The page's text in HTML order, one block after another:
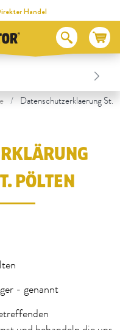
Handel
St. Pölten
Datenschutzerklaerung St.
PÖLTEN
- genannt